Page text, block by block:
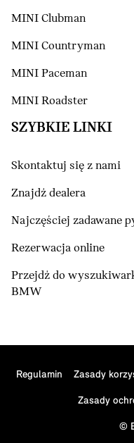
MINI Clubman
MINI Countryman
MINI Paceman
MINI Roadster
SZYBKIE LINKI
Skontaktuj się z nami
Znajdź dealera
Najczęściej zadawane
Rezerwacja online
Przejdź do
BMW
Regulamin Zasady
Zasady
©